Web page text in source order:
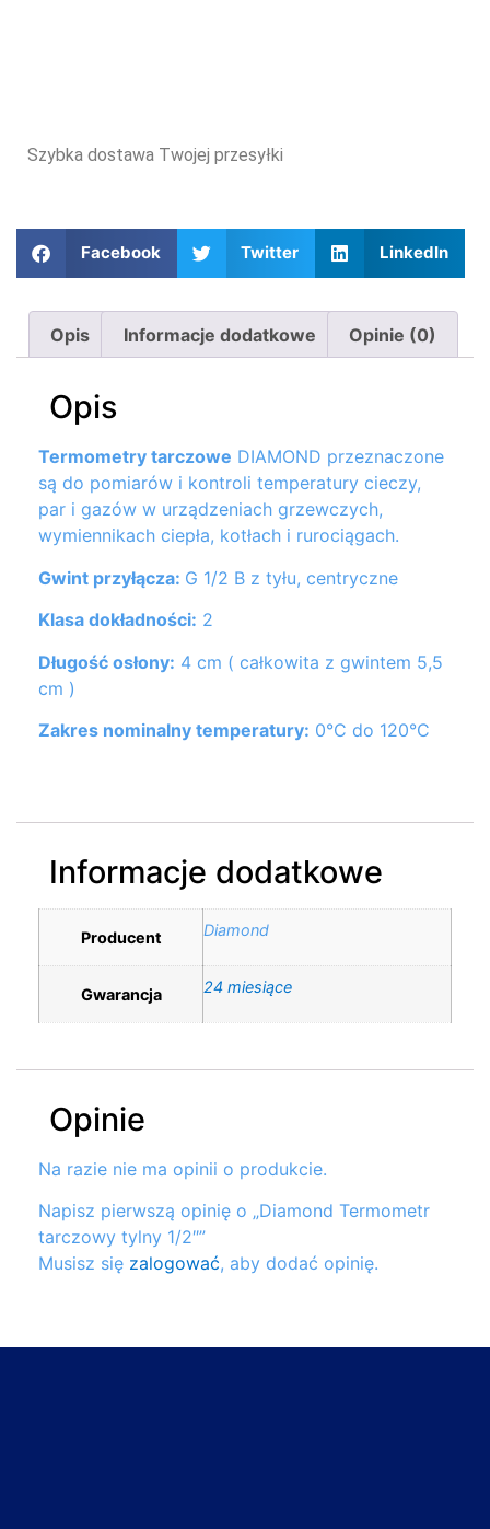
Facebook Twitter LinkedIn
Szybka dostawa Twojej przesyłki
Opis Informacje dodatkowe Opinie (0)
Opis
Termometry tarczowe DIAMOND przeznaczone
są do pomiarów i kontroli temperatury cieczy,
par i gazów w urządzeniach grzewczych,
wymiennikach ciepła, kotłach i rurociągach.
Gwint przyłącza: G 1/2 B z tyłu, centryczne
Klasa dokładności: 2
Długość osłony: 4 cm ( całkowita z gwintem 5,5
cm )
Zakres nominalny temperatury: 0°C do 120°C
Informacje dodatkowe
Producent Diamond
Gwarancja 24 miesiące
Opinie
Na razie nie ma opinii o produkcie.
Napisz pierwszą opinię o „Diamond Termometr
tarczowy tylny 1/2″”
Musisz się zalogować, aby dodać opinię.